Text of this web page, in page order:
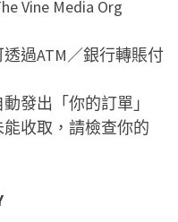
Vine Media Org
過ATM／銀行轉賬付
發出「你的訂單」
收取，請檢查你的